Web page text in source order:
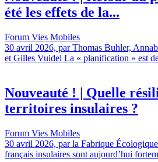
été les effets de la...
Forum Vies Mobiles
30 avril 2026, par Thomas Buhler,
et Gilles Vuidel La « planification » est
Nouveauté ! | Quelle
territoires insulaires ?
Forum Vies Mobiles
30 avril 2026, par la Fabrique
français insulaires sont aujourd’hui